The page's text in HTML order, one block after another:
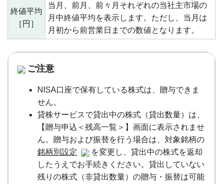
終値平均
［円］
当月、前月、前々月それぞれの当社主市場の
月中終値平均を表示します。ただし、当月は
月初から前営業日までの数値となります。
ご注意
NISA口座で保有している株式は、贈与できま
せん。
貸株サービスで貸出中の株式（貸出数量）は、
【贈与申込＜残高一覧＞】画面に表示されませ
ん。贈与および振替を行う場合は、対象銘柄の
銘柄別設定
を変更し、貸出中の株式を返却
したうえでお手続きください。貸出していない
残りの株式（非貸出数量）の贈与・振替は可能